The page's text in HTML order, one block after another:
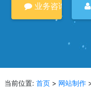
业务咨询
当前位置: 首页> 网站制作